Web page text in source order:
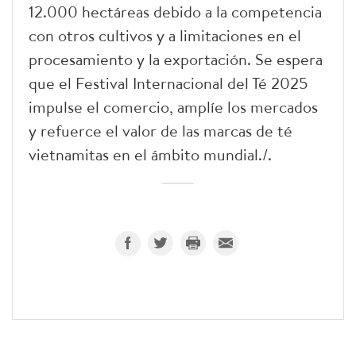
12.000 hectáreas debido a la competencia
con otros cultivos y a limitaciones en el
procesamiento y la exportación. Se espera
que el Festival Internacional del Té 2025
impulse el comercio, amplíe los mercados
y refuerce el valor de las marcas de té
vietnamitas en el ámbito mundial./.